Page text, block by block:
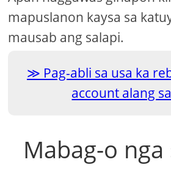
mapuslanon kaysa sa
mausab ang salapi.
Pag-abli sa usa ka
account alang
Mabag-o nga